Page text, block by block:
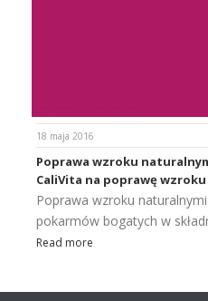
18 maja 2016
Poprawa wzroku
CaliVita na poprawę wzroku
Poprawa wzroku
pokarmów bogatych w
Read more